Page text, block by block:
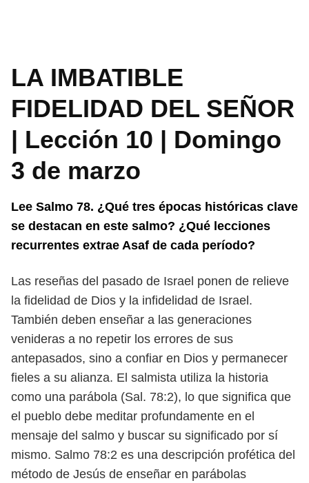
LA IMBATIBLE
FIDELIDAD DEL SEÑOR
| Lección 10 | Domingo
3 de marzo
Lee Salmo 78. ¿Qué tres épocas históricas clave
se destacan en este sal mo? ¿Qué lecciones
recurrentes extrae Asaf de cada período?
Las reseñas del pasado de Israel ponen de relieve
la fidelidad de Dios y la infidelidad de Israel.
También deben enseñar a las generaciones
venideras a no repetir los errores de sus
antepasados, sino a confiar en Dios y permanecer
fieles a su alianza. El salmista utiliza la historia
como una parábola (Sal. 78:2), lo que significa que
el pueblo debe meditar profundamente en el
mensaje del salmo y buscar su significado por sí
mismo. Salmo 78:2 es una descripción profética del
método de Jesús de enseñar en parábolas